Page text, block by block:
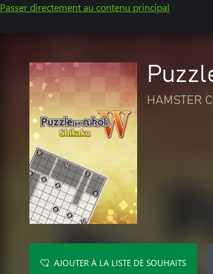
Passer directement au contenu principal
HAMSTER
AJOUTER À LA LISTE DE SOUHAITS